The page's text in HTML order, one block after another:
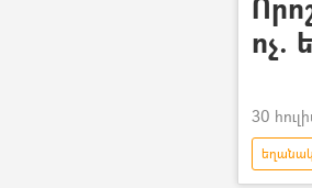
ոչ.
30
եղանակ